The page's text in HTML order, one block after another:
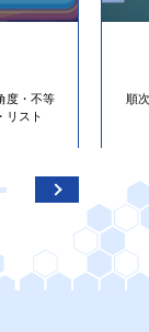
度・不等
リスト
順